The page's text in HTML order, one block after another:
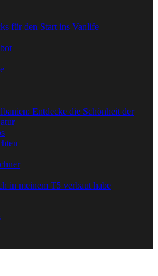
für den Start ins Vanlife
Entdecke die Schönheit der
in meinem T5 verbaut habe